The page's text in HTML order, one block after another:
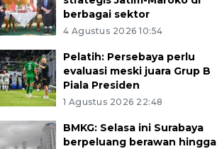
berbagai sektor
4 Agustus 2026 10:54
Pelatih: Persebaya perlu
evaluasi meski juara Grup B
Piala Presiden
1 Agustus 2026 22:48
BMKG: Selasa ini Surabaya
berpeluang berawan hingga